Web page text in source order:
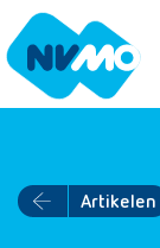
Artikelen